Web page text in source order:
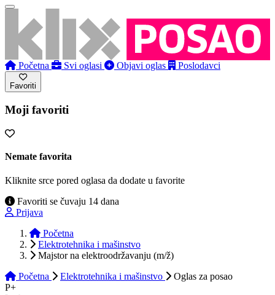
Početna Svi oglasi Objavi oglas Poslodavci
Favoriti
Moji favoriti
Nemate favorita
Kliknite srce pored oglasa da dodate u favorite
Favoriti se čuvaju 14 dana
Prijava
Početna
Elektrotehnika i mašinstvo
Majstor na elektroodržavanju (m/ž)
Početna
Elektrotehnika i mašinstvo Oglas za posao
P+